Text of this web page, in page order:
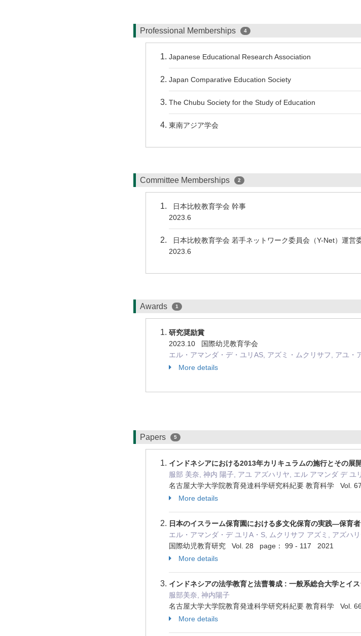
Professional Memberships 4
Japanese Educational Research Association
Japan Comparative Education Society
The Chubu Society for the Study of Education
東南アジア学会
Committee Memberships 2
日本比較教育学会 幹事
2023.6
日本比較教育学会 若手ネットワーク委員会（Y-Net）運営
2023.6
Awards 1
研究奨励賞
2023.10 国際幼児教育学会
エル・アマンダ・デ・ユリAS, アズミ・ムクリサフ, アユ
More details
Papers 5
インドネシアにおける2013年カリキュラムの施行とその展
服部 美奈, 神内 陽子, アユ アズハリヤ, エル アマンダ デ ユ
名古屋大学大学院教育発達科学研究科紀要 教育科学 Vol.
More details
日本のイスラーム保育園における多文化保育の実践—保育
エル・アマンダ・デ ユリA・S, ムクリサフ アズミ, アズハ
国際幼児教育研究 Vol. 28 page： 99 - 117 2021
More details
インドネシアの法学教育と法曹養成 : 一般系総合大学とイ
服部美奈, 神内陽子
名古屋大学大学院教育発達科学研究科紀要 教育科学 Vol.
More details